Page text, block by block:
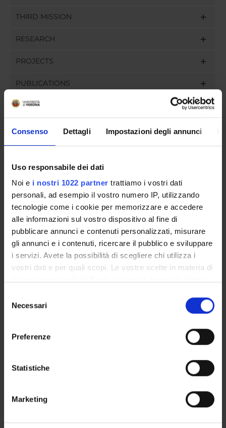
Consenso Dettagli Impostazioni degli annunci
Uso responsabile dei dati
Noi e i nostri 1022 partner trattiamo i vostri dati
personali, ad esempio il vostro numero IP, utilizzando
tecnologie come i cookie per memorizzare e accedere
alle informazioni sul vostro dispositivo al fine di
pubblicare annunci e contenuti personalizzati, misurare
gli annunci e i contenuti, ricercare il pubblico e sviluppare
i servizi. Avete la possibilità di scegliere chi utilizza i
vostri dati e per quali scopi. Le vostre scelte in materia di
modificare o revocare il proprio consenso in qualsiasi
momento dalla Dichiarazione sui cookie o facendo clic
raccogliere informazioni sulla tua posizione
geografica, con un'approssimazione di qualche
Identificare il tuo dispositivo, scansionandolo
delNecessari
Preferenze
Statistiche
Marketing
THIRD MISSION
RESEARCH
PROJECTS
PUBLICATIONS
ASSIGNMENTS
GOVERNANCE
COMMITTEES
DEPARTMENT ADMINISTRATION OFFICES
STUDENT ADMINISTRATION OFFICES
DEPARTMENT FACILITIES
LABORATORIES AND RESEARCH CENTRES
Contacts
Places